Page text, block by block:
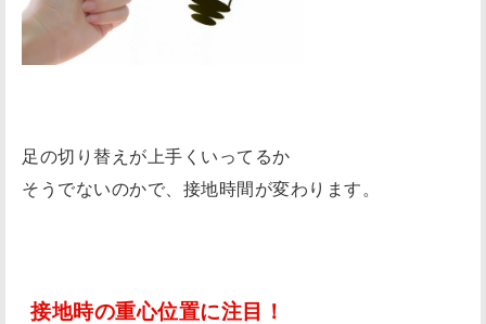
足の切り替えが上手くいってるか
そうでないのかで、接地時間が変わります。
接地時の重心位置に注目！